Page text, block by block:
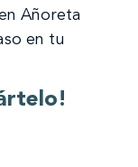
Añoreta
en tu